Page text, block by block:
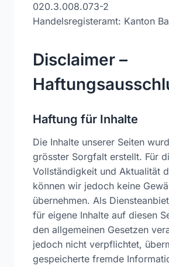
DE FR
020.3.008.073-2
Handelsregisteramt: Kanton
Disclaimer –
Haftung für Inhalte
Die Inhalte unserer Seiten
grösster Sorgfalt erstellt. Für
Vollständigkeit und Aktualität
können wir jedoch keine
übernehmen. Als
für eigene Inhalte auf diesen
den allgemeinen Gesetzen
jedoch nicht verpflichtet,
gespeicherte fremde